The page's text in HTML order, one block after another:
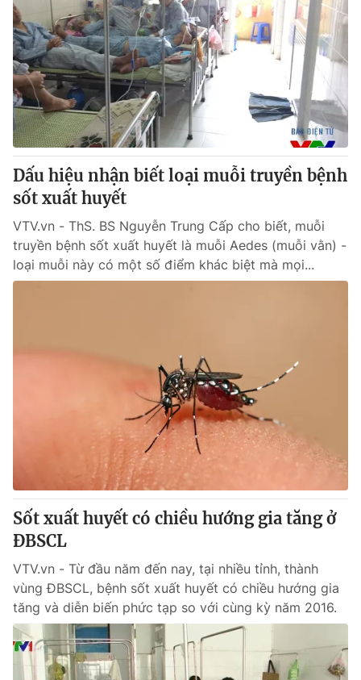
Dấu hiệu nhận biết loại muỗi truyền bệnh
sốt xuất huyết
VTV.vn - ThS. BS Nguyễn Trung Cấp cho biết, muỗi
truyền bệnh sốt xuất huyết là muỗi Aedes (muỗi vằn) -
loại muỗi này có một số điểm khác biệt mà mọi...
Sốt xuất huyết có chiều hướng gia tăng ở
ĐBSCL
VTV.vn - Từ đầu năm đến nay, tại nhiều tỉnh, thành
vùng ĐBSCL, bệnh sốt xuất huyết có chiều hướng gia
tăng và diễn biến phức tạp so với cùng kỳ năm 2016.